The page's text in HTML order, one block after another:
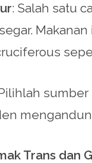
: Salah satu
Trans dan